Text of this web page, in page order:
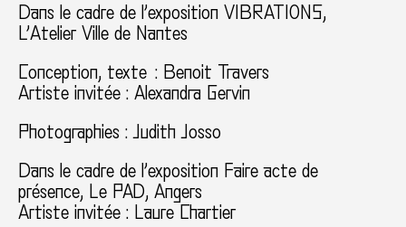
Dans le cadre de l’exposition VIBRATIONS,
L’Atelier Ville de Nantes
Conception, texte : Benoit Travers
Artiste invitée : Alexandra Gervin
Photographies : Judith Josso
Dans le cadre de l’exposition Faire acte de
présence, Le PAD, Angers
Artiste invitée : Laure Chartier